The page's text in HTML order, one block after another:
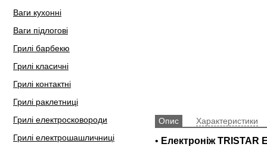
Ваги кухонні
Ваги підлогові
Грилі барбекю
Грилі класичні
Грилі контактні
Грилі раклетниці
Грилі електросковороди
Грилі електрошашличниці
Опис Характеристики
• Електроніж TRISTAR